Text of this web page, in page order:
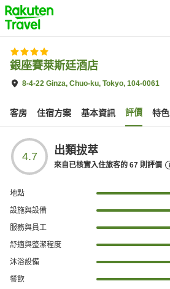
to
top
page
銀座賽萊斯廷酒店
8-4-22 Ginza, Chuo-ku, Tokyo, 104-0061
客房 住宿方案 基本資訊 評價 特色
4.7 出類拔萃
來自已核實入住旅客的 67 則評價
地點
設施與設備
服務與員工
舒適與整潔程度
沐浴設備
餐飲